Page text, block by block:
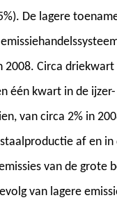
De lagere
2008. Circa
één kwart in de
van circa 2% in
af en in
van de grote
van lagere